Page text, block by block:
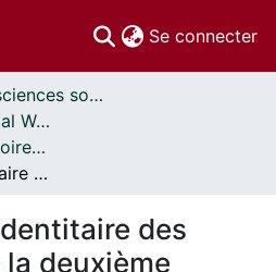
Se connecter
Faculté des sciences sociales // Faculty of Social Sciences
Travail social // Social Work
Travail social - Mémoires // Social Work - Research Papers
Construction identitaire des immigrants de la deuxième génération au Canada : Exploration du vécu de jeunes adultes originaires de l'Amérique latine
des
deuxième